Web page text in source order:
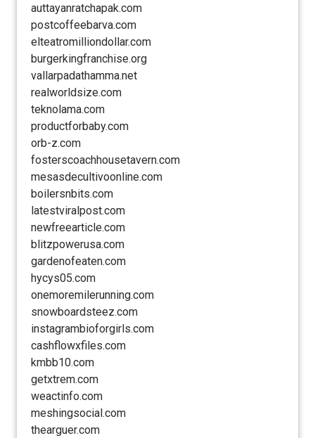
auttayanratchapak.com
postcoffeebarva.com
elteatromilliondollar.com
burgerkingfranchise.org
vallarpadathamma.net
realworldsize.com
teknolama.com
productforbaby.com
orb-z.com
fosterscoachhousetavern.com
mesasdecultivoonline.com
boilersnbits.com
latestviralpost.com
newfreearticle.com
blitzpowerusa.com
gardenofeaten.com
hycys05.com
onemoremilerunning.com
snowboardsteez.com
instagrambioforgirls.com
cashflowxfiles.com
kmbb10.com
getxtrem.com
weactinfo.com
meshingsocial.com
thearguer.com